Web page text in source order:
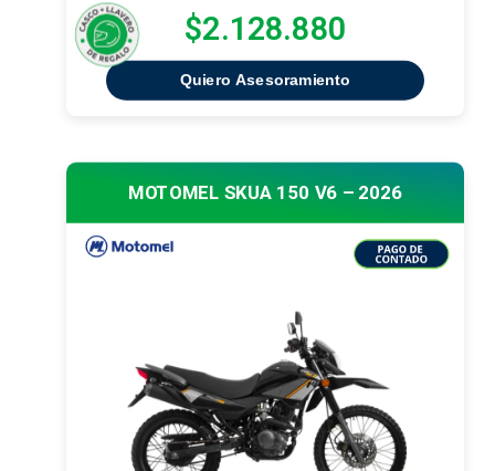
$2.128.880
Quiero Asesoramiento
MOTOMEL SKUA 150 V6 – 2026